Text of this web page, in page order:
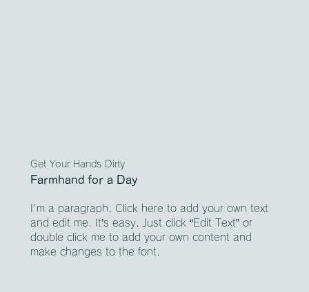
Get Your Hands Dirty
Farmhand for a Day
I'm a paragraph. Click here to add your own text
and edit me. It’s easy. Just click “Edit Text” or
double click me to add your own content and
make changes to the font.